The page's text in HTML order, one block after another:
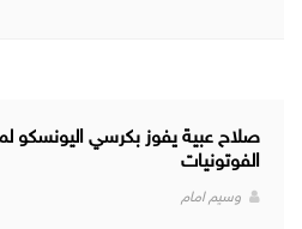
صلاح عبية يفوز بكرسي اليونسكو
الفوتونيات
وسيم امام